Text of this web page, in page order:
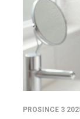
PROSINCE 3